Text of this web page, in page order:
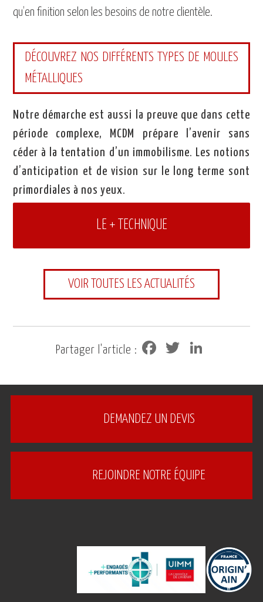
qu’en finition selon les besoins de notre clientèle.
DÉCOUVREZ NOS DIFFÉRENTS TYPES DE MOULES
MÉTALLIQUES
Notre démarche est aussi la preuve que dans cette
période complexe, MCDM prépare l’avenir sans
céder à la tentation d’un immobilisme. Les notions
d’anticipation et de vision sur le long terme sont
primordiales à nos yeux.
LE + TECHNIQUE
VOIR TOUTES LES ACTUALITÉS
Partager l'article : Facebook
Twitter
DEMANDEZ UN DEVIS
REJOINDRE NOTRE ÉQUIPE